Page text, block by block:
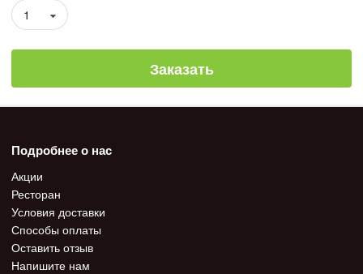
1
Заказать
Подробнее о нас
Акции
Ресторан
Условия доставки
Способы оплаты
Оставить отзыв
Напишите нам